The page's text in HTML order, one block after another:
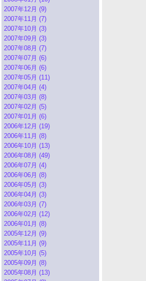
2007年12月 (9)
2007年11月 (7)
2007年10月 (3)
2007年09月 (3)
2007年08月 (7)
2007年07月 (6)
2007年06月 (6)
2007年05月 (11)
2007年04月 (4)
2007年03月 (8)
2007年02月 (5)
2007年01月 (6)
2006年12月 (19)
2006年11月 (8)
2006年10月 (13)
2006年08月 (49)
2006年07月 (4)
2006年06月 (8)
2006年05月 (3)
2006年04月 (3)
2006年03月 (7)
2006年02月 (12)
2006年01月 (8)
2005年12月 (9)
2005年11月 (9)
2005年10月 (5)
2005年09月 (8)
2005年08月 (13)